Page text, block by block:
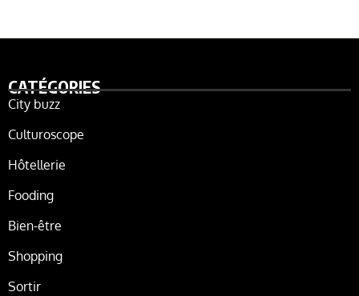
CATÉGORIES
City buzz
Culturoscope
Hôtellerie
Fooding
Bien-être
Shopping
Sortir